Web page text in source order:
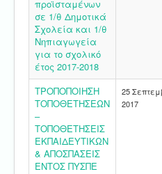
προϊσταμένων
σε 1/θ Δημοτικά
Σχολεία και 1/θ
Νηπιαγωγεία
για το σχολικό
έτος 2017-2018
ΤΡΟΠΟΠΟΙΗΣΗ
ΤΟΠΟΘΕΤΗΣΕΩΝ
–
ΤΟΠΟΘΕΤΗΣΕΙΣ
ΕΚΠΑΙΔΕΥΤΙΚΩΝ
& ΑΠΟΣΠΑΣΕΙΣ
ΕΝΤΟΣ ΠΥΣΠΕ
25
2017